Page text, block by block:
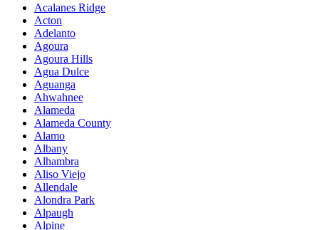
Acalanes Ridge
Acton
Adelanto
Agoura
Agoura Hills
Agua Dulce
Aguanga
Ahwahnee
Alameda
Alameda County
Alamo
Albany
Alhambra
Aliso Viejo
Allendale
Alondra Park
Alpaugh
Alpine